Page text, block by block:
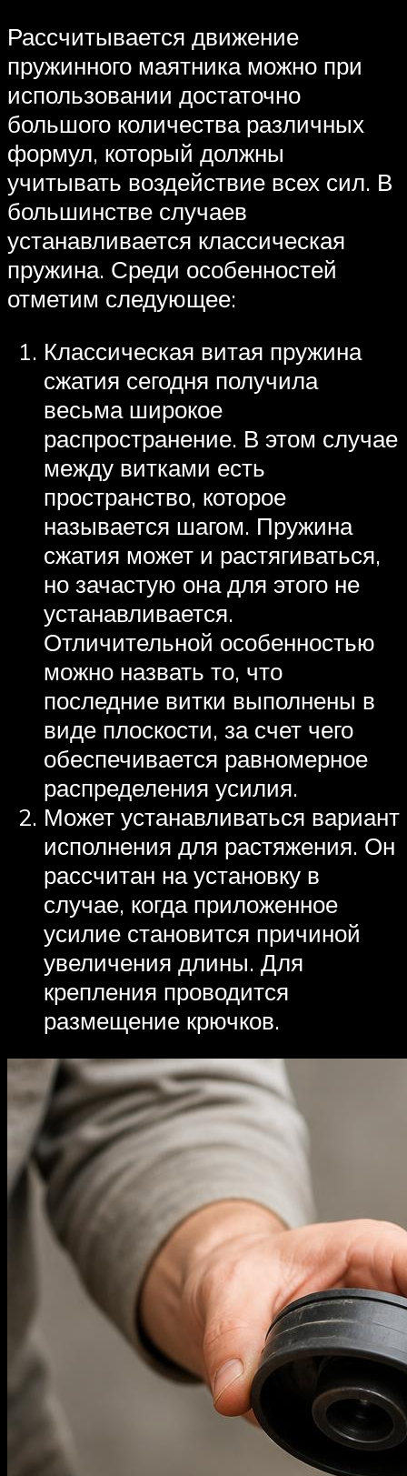
Рассчитывается движение
пружинного маятника можно при
использовании достаточно
большого количества различных
формул, который должны
учитывать воздействие всех сил. В
большинстве случаев
устанавливается классическая
пружина. Среди особенностей
отметим следующее:
Классическая витая пружина
сжатия сегодня получила
весьма широкое
распространение. В этом случае
между витками есть
пространство, которое
называется шагом. Пружина
сжатия может и растягиваться,
но зачастую она для этого не
устанавливается.
Отличительной особенностью
можно назвать то, что
последние витки выполнены в
виде плоскости, за счет чего
обеспечивается равномерное
распределения усилия.
Может устанавливаться вариант
исполнения для растяжения. Он
рассчитан на установку в
случае, когда приложенное
усилие становится причиной
увеличения длины. Для
крепления проводится
размещение крючков.